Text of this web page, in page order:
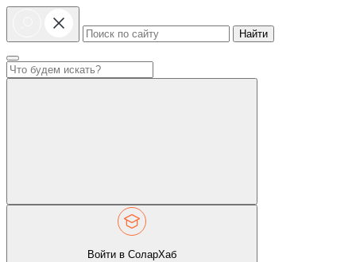
Найти
Войти в СоларХаб